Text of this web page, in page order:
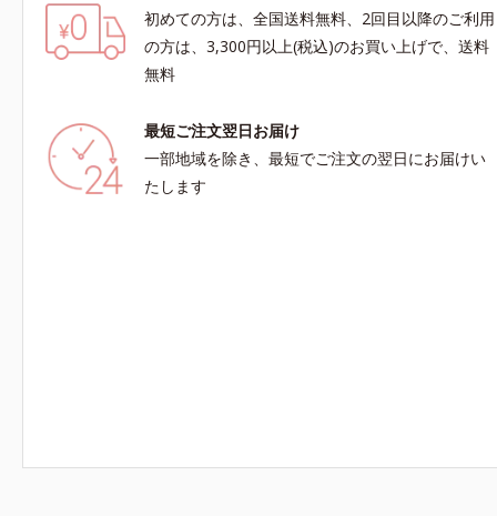
初めての方は、全国送料無料、2回目以降のご利用
の方は、3,300円以上(税込)のお買い上げで、送料
無料
最短ご注文翌日お届け
一部地域を除き、最短でご注文の翌日にお届けい
たします